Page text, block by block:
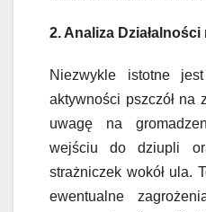
2. Analiza
Niezwykle istotne
aktywności pszczół na
uwagę na
wejściu do dziupli
strażniczek wokół ula.
ewentualne